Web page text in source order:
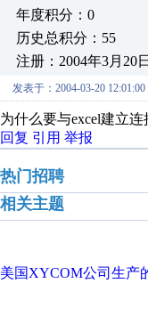
年度积分：0
历史总积分：55
注册：2004年3月20日
发表于：2004-03-20 12:01:00
为什么要与excel建立
回复 引用 举报
热门招聘
相关主题
美国XYCOM公司生产